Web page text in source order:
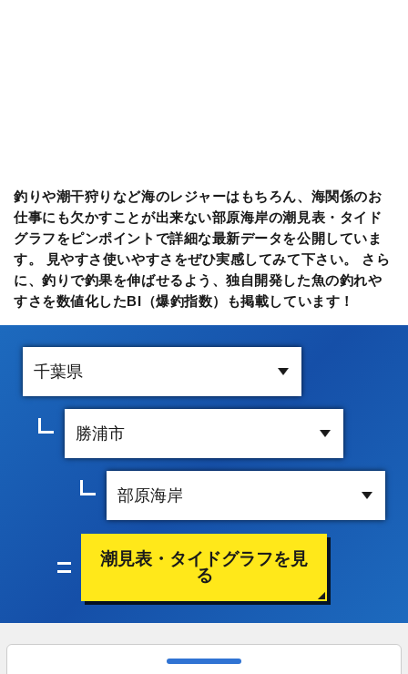
釣りや潮干狩りなど海のレジャーはもちろん、海関係のお
仕事にも欠かすことが出来ない部原海岸の潮見表・タイド
グラフをピンポイントで詳細な最新データを公開していま
す。 見やすさ使いやすさをぜひ実感してみて下さい。 さら
に、釣りで釣果を伸ばせるよう、独自開発した魚の釣れや
すさを数値化したBI（爆釣指数）も掲載しています！
潮見表・タイドグラフを見
る